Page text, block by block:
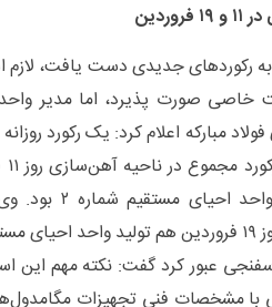
به رکورد‌های جدیدی دست یافت، لازم
مبارکه اعلام کرد: یک رکورد
۹۹۶۰ تن سهم
مشخصات فنی تجهیزات